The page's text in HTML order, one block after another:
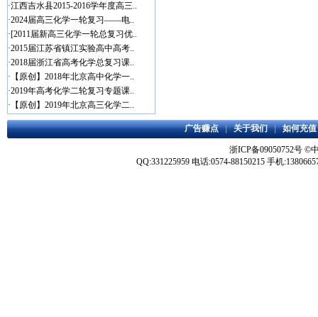
·江西吉水县2015-2016学年度高三..
·2024届高三化学一轮复习——电..
·[2011届新高三化学一轮总复习优..
·2015届江苏省镇江实验高中高考..
·2018届浙江省高考化学总复习课..
· 【原创】2018年北京高中化学一..
·2019年高考化学二轮复习专题课..
· 【原创】2019年北京高三化学二..
广告赚点|关于我们|如何充值
浙ICP备09050752号 ©
QQ:331225959 电话:0574-88150215 手机